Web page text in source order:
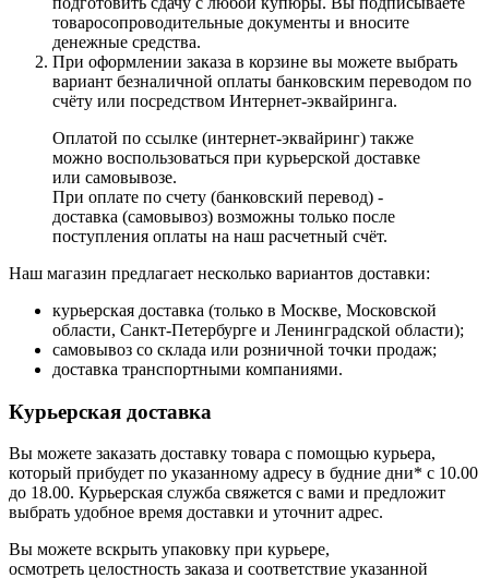
товаросопроводительные документы и вносите
денежные средства.
При оформлении заказа в корзине вы можете выбрать
вариант безналичной оплаты банковским переводом по
счёту или посредством Интернет-эквайринга.
Оплатой по ссылке (интернет-эквайринг) также
можно воспользоваться при курьерской доставке
или самовывозе.
При оплате по счету (банковский перевод) -
доставка (самовывоз) возможны только после
поступления оплаты на наш расчетный счёт.
Наш магазин предлагает несколько вариантов доставки:
курьерская доставка (только в Москве, Московской
области, Санкт-Петербурге и Ленинградской области);
самовывоз со склада или розничной точки продаж;
доставка транспортными компаниями.
Курьерская доставка
Вы можете заказать доставку товара с помощью курьера,
который прибудет по указанному адресу в будние дни* с 10.00
до 18.00. Курьерская служба свяжется с вами и предложит
выбрать удобное время доставки и уточнит адрес.
Вы можете вскрыть упаковку при курьере,
осмотреть целостность заказа и соответствие указанной